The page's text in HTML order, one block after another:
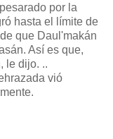
por la
hasta el límite de
que Daul'makán
Así es que,
le dijo. ..
vió